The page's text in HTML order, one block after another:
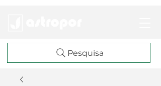
Pesquisa